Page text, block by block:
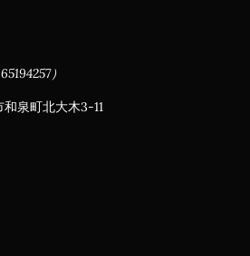
）
泉町北大木3-11